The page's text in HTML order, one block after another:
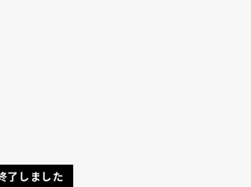
了しました